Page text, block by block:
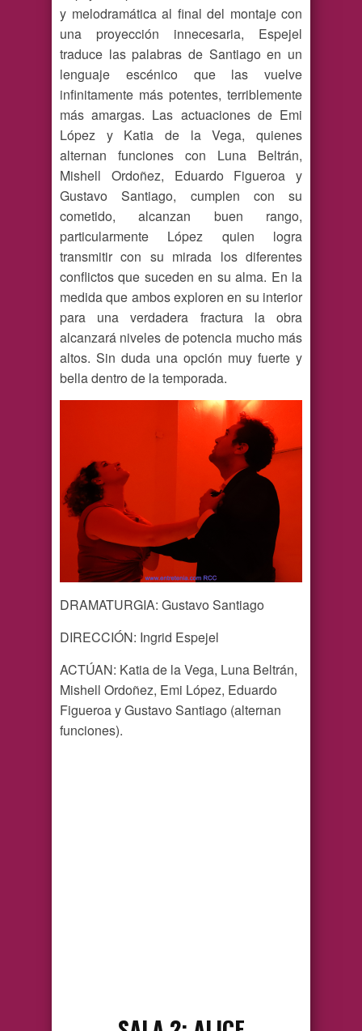
y melodramática al final del montaje con
una proyección innecesaria, Espejel
traduce las palabras de Santiago en un
lenguaje escénico que las vuelve
infinitamente más potentes, terriblemente
más amargas. Las actuaciones de Emi
López y Katia de la Vega, quienes
alternan funciones con Luna Beltrán,
Mishell Ordoñez, Eduardo Figueroa y
Gustavo Santiago, cumplen con su
cometido, alcanzan buen rango,
particularmente López quien logra
transmitir con su mirada los diferentes
conflictos que suceden en su alma. En la
medida que ambos exploren en su interior
para una verdadera fractura la obra
alcanzará niveles de potencia mucho más
altos. Sin duda una opción muy fuerte y
bella dentro de la temporada.
DRAMATURGIA: Gustavo Santiago
DIRECCIÓN: Ingrid Espejel
ACTÚAN: Katia de la Vega, Luna Beltrán,
Mishell Ordoñez, Emi López, Eduardo
Figueroa y Gustavo Santiago (alternan
funciones).